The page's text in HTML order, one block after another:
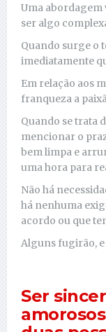
Uma abordagem
ser algo
Quando surge o
imediatamente
Em relação aos
franqueza a
Quando se trata
mencionar o
bem limpa e
uma hora para
Não há
há nenhuma
acordo ou que
Alguns fugirão,
Ser